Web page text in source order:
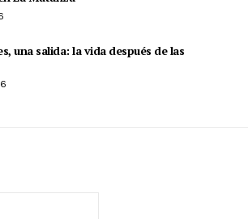
una salida: la vida después de las